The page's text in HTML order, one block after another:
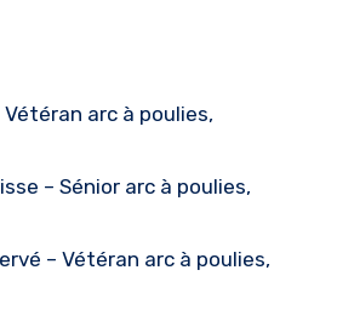
Vétéran arc à poulies,
– Sénior arc à poulies,
– Vétéran arc à poulies,